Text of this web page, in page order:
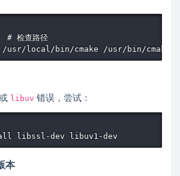
# 检查路径
usr/local/bin/cmake /usr/bin/cmake  #
libuv 错误，尝试：
libssl-dev libuv1-dev
本